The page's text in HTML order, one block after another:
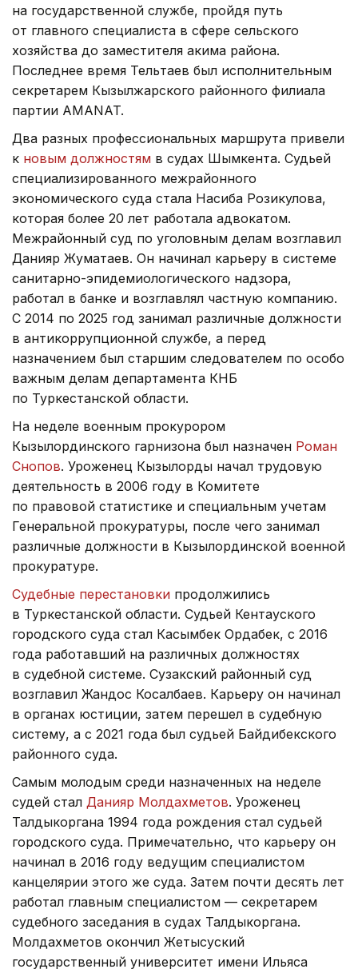
на государственной службе, пройдя путь
от главного специалиста в сфере сельского
хозяйства до заместителя акима района.
Последнее время Тельтаев был исполнительным
секретарем Кызылжарского районного филиала
партии AMANAT.
Два разных профессиональных маршрута привели
к новым должностям в судах Шымкента. Судьей
специализированного межрайонного
экономического суда стала Насиба Розикулова,
которая более 20 лет работала адвокатом.
Межрайонный суд по уголовным делам возглавил
Данияр Жуматаев. Он начинал карьеру в системе
санитарно-эпидемиологического надзора,
работал в банке и возглавлял частную компанию.
С 2014 по 2025 год занимал различные должности
в антикоррупционной службе, а перед
назначением был старшим следователем по особо
важным делам департамента КНБ
по Туркестанской области.
На неделе военным прокурором
Кызылординского гарнизона был назначен Роман
Снопов. Уроженец Кызылорды начал трудовую
деятельность в 2006 году в Комитете
по правовой статистике и специальным учетам
Генеральной прокуратуры, после чего занимал
различные должности в Кызылординской военной
прокуратуре.
Судебные перестановки продолжились
в Туркестанской области. Судьей Кентауского
городского суда стал Касымбек Ордабек, с 2016
года работавший на различных должностях
в судебной системе. Сузакский районный суд
возглавил Жандос Косалбаев. Карьеру он начинал
в органах юстиции, затем перешел в судебную
систему, а с 2021 года был судьей Байдибекского
районного суда.
Самым молодым среди назначенных на неделе
судей стал Данияр Молдахметов. Уроженец
Талдыкоргана 1994 года рождения стал судьей
городского суда. Примечательно, что карьеру он
начинал в 2016 году ведущим специалистом
канцелярии этого же суда. Затем почти десять лет
работал главным специалистом — секретарем
судебного заседания в судах Талдыкоргана.
Молдахметов окончил Жетысуский
государственный университет имени Ильяса